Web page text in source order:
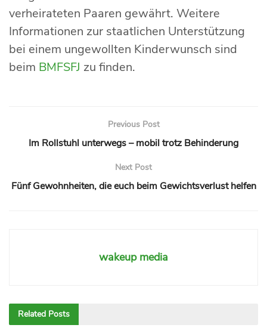
verheirateten Paaren gewährt. Weitere
Informationen zur staatlichen Unterstützung
bei einem ungewollten Kinderwunsch sind
beim BMFSFJ zu finden.
Previous Post
Im Rollstuhl unterwegs – mobil trotz Behinderung
Next Post
Fünf Gewohnheiten, die euch beim Gewichtsverlust helfen
wakeup media
Related Posts